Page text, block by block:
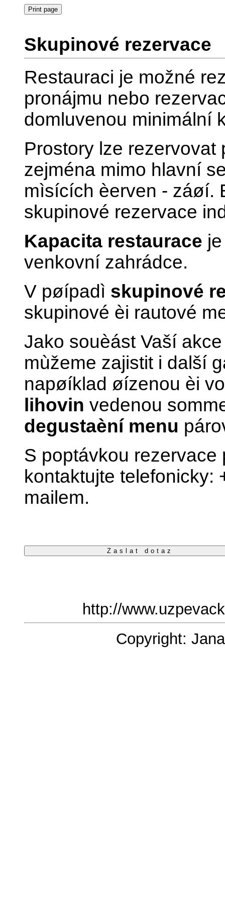
Skupinové rezervace
Restauraci je možné
pronájmu nebo
domluvenou minimální
Prostory lze
zejména mimo hlavní
mìsících èerven - záøí.
skupinové rezervace
Kapacita restaurace
venkovní zahrádce.
V pøípadì skupinové
skupinové èi rautové
Jako souèást Vaší
mùžeme zajistit i další
napøíklad øízenou èi
lihovin vedenou
degustaèní menu
S poptávkou
kontaktujte telefonicky:
mailem.
Zaslat dotaz
http://
Copyright: